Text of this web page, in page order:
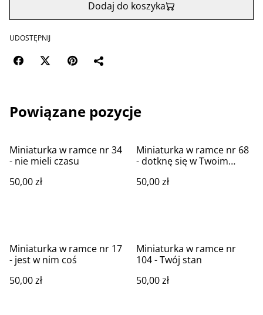
Dodaj do koszyka
UDOSTĘPNIJ
Powiązane pozycje
Miniaturka w ramce nr 34
- nie mieli czasu
50,00 zł
Miniaturka w ramce nr 68
- dotknę się w Twoim
50,00 zł
Miniaturka w ramce nr 17
- jest w nim coś
50,00 zł
Miniaturka w ramce nr
104 - Twój stan
50,00 zł